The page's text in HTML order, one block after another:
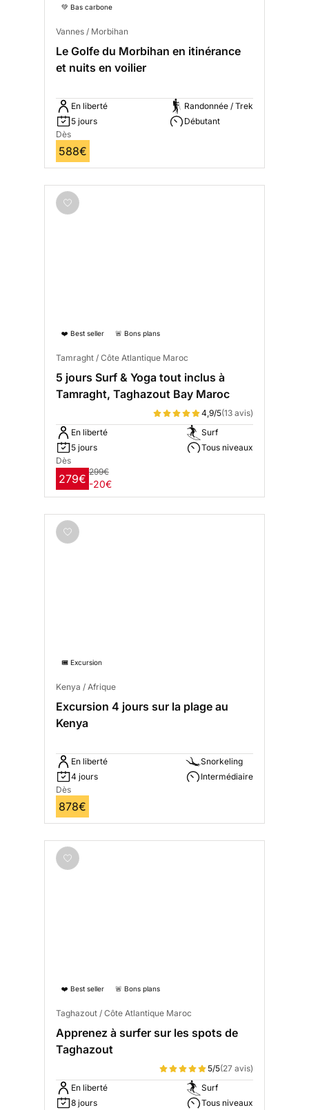
💚 Bas carbone
Vannes / Morbihan
Le Golfe du Morbihan en itinérance
et nuits en voilier
En liberté
5 jours
Randonnée / Trek
Débutant
Dès
588€
❤️ Best seller 🚨 Bons plans
Tamraght / Côte Atlantique Maroc
5 jours Surf & Yoga tout inclus à
Tamraght, Taghazout Bay Maroc
4,9/5(13 avis)
En liberté
5 jours
Surf
Tous niveaux
Dès
279€
299€
-20€
🎟️ Excursion
Kenya / Afrique
Excursion 4 jours sur la plage au
Kenya
En liberté
4 jours
Snorkeling
Intermédiaire
Dès
878€
❤️ Best seller 🚨 Bons plans
Taghazout / Côte Atlantique Maroc
Apprenez à surfer sur les spots de
Taghazout
5/5(27 avis)
En liberté
8 jours
Surf
Tous niveaux